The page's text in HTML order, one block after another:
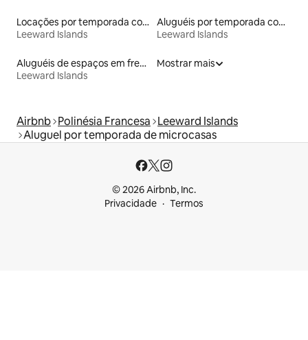
Locações por temporada com piscina
Leeward Islands
Aluguéis por temporada com banheira de hidromassagem
Leeward Islands
Aluguéis de espaços em frente à praia
Leeward Islands
Mostrar mais
Airbnb Polinésia Francesa Leeward Islands
Aluguel por temporada de microcasas
© 2026 Airbnb, Inc.
Privacidade
Termos